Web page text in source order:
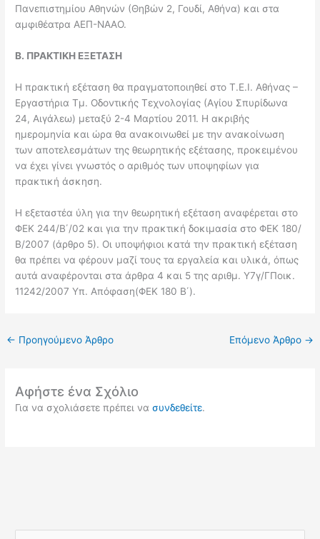
Πανεπιστημίου Αθηνών (Θηβών 2, Γουδί, Αθήνα) και στα
αμφιθέατρα ΑΕΠ-ΝΑΑΟ.
Β. ΠΡΑΚΤΙΚΗ ΕΞΕΤΑΣΗ
Η πρακτική εξέταση θα πραγματοποιηθεί στο Τ.Ε.Ι. Αθήνας –
Εργαστήρια Τμ. Οδοντικής Τεχνολογίας (Αγίου Σπυρίδωνα
24, Αιγάλεω) μεταξύ 2-4 Μαρτίου 2011. Η ακριβής
ημερομηνία και ώρα θα ανακοινωθεί με την ανακοίνωση
των αποτελεσμάτων της θεωρητικής εξέτασης, προκειμένου
να έχει γίνει γνωστός ο αριθμός των υποψηφίων για
πρακτική άσκηση.
Η εξεταστέα ύλη για την θεωρητική εξέταση αναφέρεται στο
ΦΕΚ 244/Β΄/02 και για την πρακτική δοκιμασία στο ΦΕΚ 180/
Β/2007 (άρθρο 5). Οι υποψήφιοι κατά την πρακτική εξέταση
θα πρέπει να φέρουν μαζί τους τα εργαλεία και υλικά, όπως
αυτά αναφέρονται στα άρθρα 4 και 5 της αριθμ. Υ7γ/ΓΠοικ.
11242/2007 Υπ. Απόφαση(ΦΕΚ 180 Β΄).
← Προηγούμενο Άρθρο Επόμενο Άρθρο →
Αφήστε ένα Σχόλιο
Για να σχολιάσετε πρέπει νασυνδεθείτε.